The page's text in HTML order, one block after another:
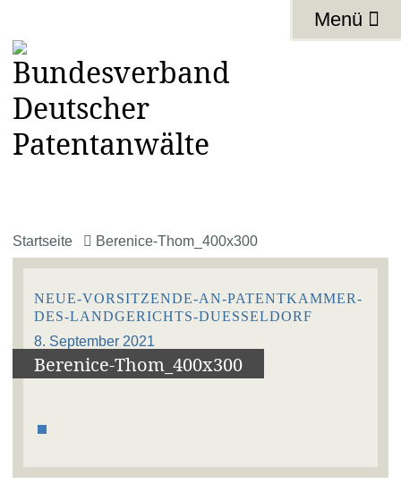
Menü
Startseite Berenice-Thom_400x300
NEUE-VORSITZENDE-AN-PATENTKAMMER-
DES-LANDGERICHTS-DUESSELDORF
8. September 2021
Berenice-Thom_400x300